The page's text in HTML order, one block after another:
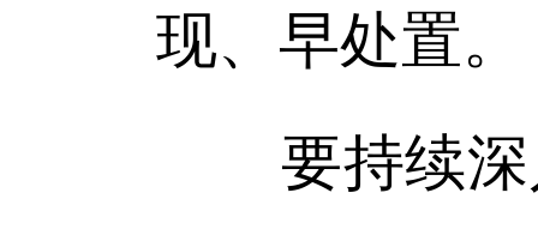
现、早处置。
要持续深